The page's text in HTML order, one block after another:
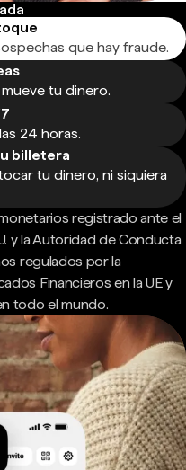
que hay fraude.
tu dinero.
24 horas.
billetera
tu dinero, ni siquiera
registrado ante el
y la Autoridad de Conducta
regulados por la
Financieros en la UE y
todo el mundo.